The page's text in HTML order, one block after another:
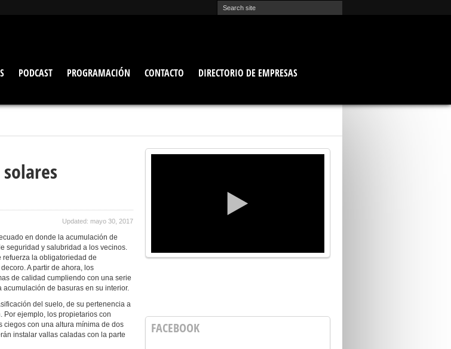
PODCAST PROGRAMACIÓN CONTACTO
DIRECTORIO DE EMPRESAS
Updated: mayo 30, 2017
en donde la acumulación de
seguridad y salubridad a los vecinos.
la obligatoriedad de
A partir de ahora, los
de calidad cumpliendo con una serie
de basuras en su interior.
del suelo, de su pertenencia a
Por ejemplo, los propietarios con
ciegos con una altura mínima de dos
instalar vallas caladas con la parte
FACEBOOK